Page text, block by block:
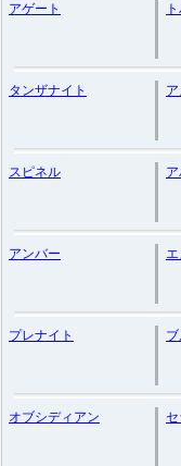
アゲート
タンザナイト
スピネル
アンバー エ
プレナイト
オブシディアン セ